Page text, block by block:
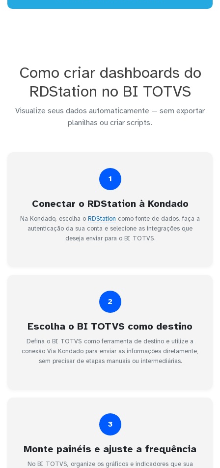
Como criar dashboards do
RDStation no BI TOTVS
Visualize seus dados automaticamente — sem exportar
planilhas ou criar scripts.
1
Conectar o RDStation à Kondado
Na Kondado, escolha o RDStation como fonte de dados, faça a
autenticação da sua conta e selecione as integrações que
deseja enviar para o BI TOTVS.
2
Escolha o BI TOTVS como destino
Defina o BI TOTVS como ferramenta de destino e utilize a
conexão Via Kondado para enviar as informações diretamente,
sem precisar de etapas manuais ou intermediárias.
3
Monte painéis e ajuste a frequência
No BI TOTVS, organize os gráficos e indicadores que sua